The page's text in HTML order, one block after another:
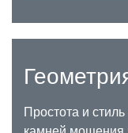
Простота и